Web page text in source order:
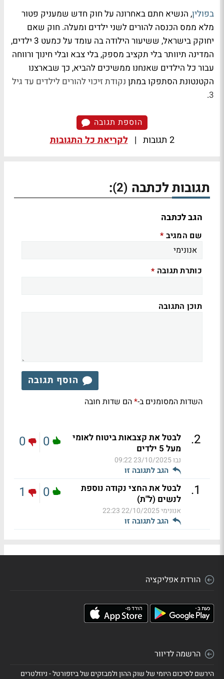
בפולין, הנשיא חתם באחרונה על חוק חדש שמעניק פטור
מלא ממס הכנסה להורים לשני ילדים ומעלה. חוק שאם
יחוקק בישראל, ששיעור הילודה בה עומד על כמעט 3 ילדים,
המדינה תיוותר בלי תקציב מספק, בלי צבא ובלי חינוך ורווחה
עבור כל הילדים שאנחנו ממשיכים להביא, כך שבארצנו
הקטנטונת הסתפקו במתן נקודת זיכוי להורים לילדים עד גיל
3
.
הוספת תגובה
2 תגובות | לקריאת כל התגובות
תגובות לכתבה (2)
:
הגב לכתבה
שם המגיב *
כותרת תגובה *
תוכן התגובה
הוסף תגובה
השדות המסומנים ב-*הם שדות חובה
2
.
לבטל את קצבאות ביטוח לאומי
מעל 5 ילדים
נבו23/10/2025 09:22
הגב לתגובה זו
0
0
1
.
לבטל את החצי נקודה נוספת
לנשים (ל"ת)
אנונימי22/10/2025 22:23
הגב לתגובה זו
0
1
הורדת אפליקציה
הרשמה לדיוור
הירשם לסיכום היומי של שוק ההון ולמבזקים של ביזפורטל - ניוזלטרים